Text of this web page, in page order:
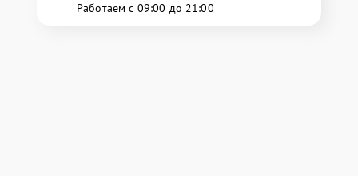
Работаем с 09:00 до 21:00